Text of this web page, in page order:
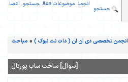
انجمن موضوعات فعال جستجو اعضا
جستجو
انجمن تخصصی دی ان ان ( دات نت نیوک ) » مباحث
[سوال] ساخت ساب پورتال